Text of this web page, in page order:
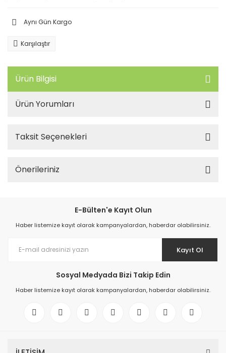
Aynı Gün Kargo
Karşılaştır
Ürün Bilgisi
Ürün Yorumları
Taksit Seçenekleri
Önerileriniz
E-Bülten'e Kayıt Olun
Haber listemize kayıt olarak kampanyalardan, haberdar olabilirsiniz.
Kayıt Ol
Sosyal Medyada Bizi Takip Edin
Haber listemize kayıt olarak kampanyalardan, haberdar olabilirsiniz.